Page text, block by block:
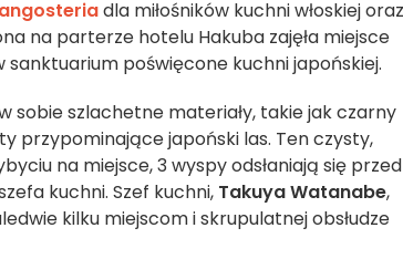
dla miłośników kuchni włoskiej
na parterze hotelu Hakuba zajęła miejsce
sanktuarium poświęcone kuchni japońskiej.
sobie szlachetne materiały, takie jak czarny
przypominające japoński las. Ten czysty,
na miejsce, 3 wyspy odsłaniają się przed
kuchni. Szef kuchni, Takuya Watanabe,
kilku miejscom i skrupulatnej obsłudze